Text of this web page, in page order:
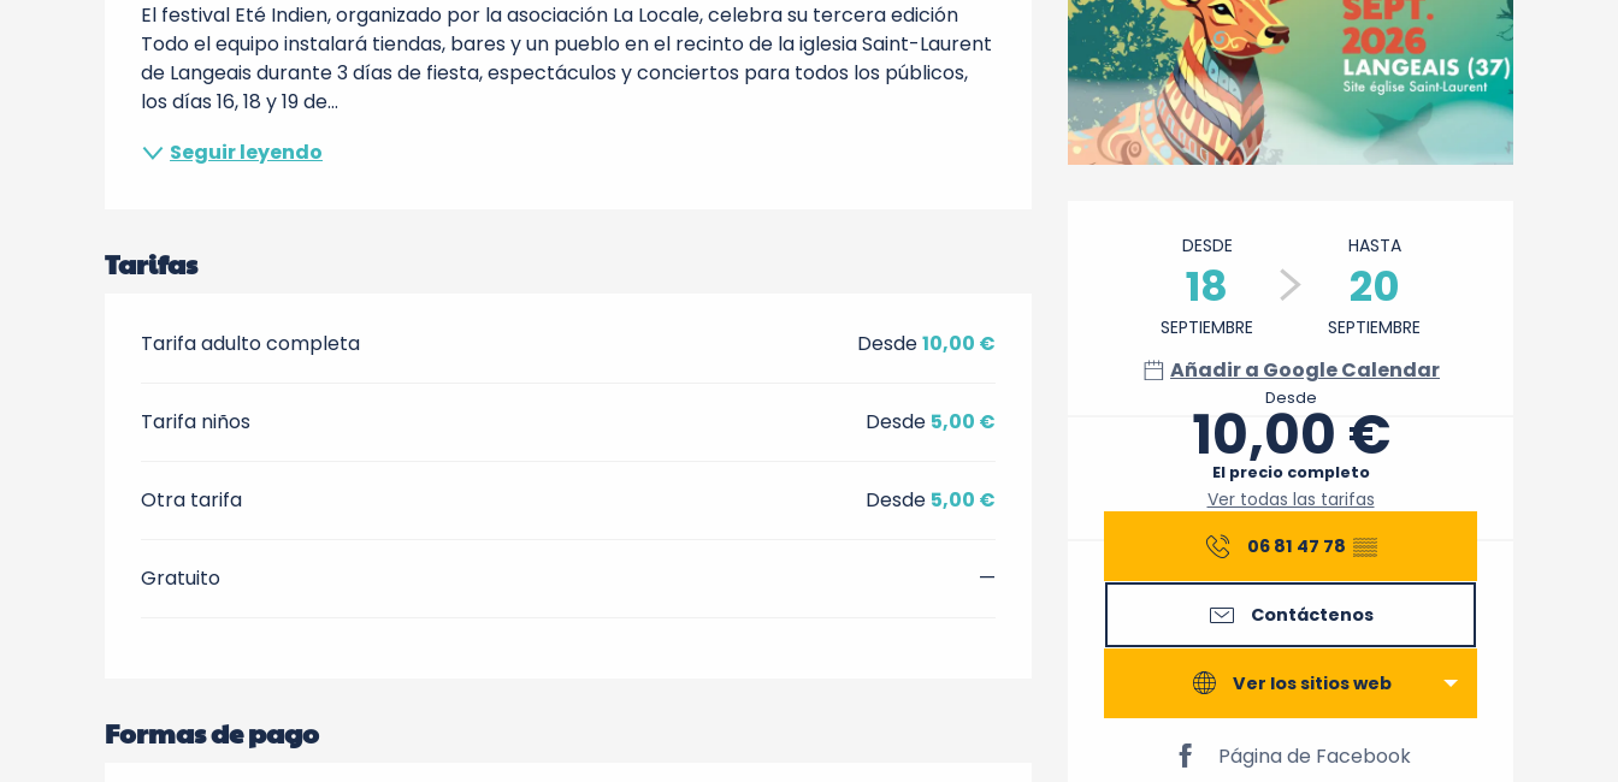
Horarios y datos de
DESDE
18
SEPTIEMBRE
HASTA
20
SEPTIEMBRE
Añadir a Google Calendar
Desde
10,00 €
El precio completo
Ver todas las tarifas
06 81 47 78 ▒▒
Contáctenos
Ver los sitios web
Página de Facebook
El festival Eté Indien, organizado por la asociación La Locale, celebra su tercera edición
Todo el equipo instalará tiendas, bares y un pueblo en el recinto de la iglesia Saint-Laurent
de Langeais durante 3 días de fiesta, espectáculos y conciertos para todos los públicos,
los días 16, 18 y 19 de...
Seguir leyendo
Tarifas
Tarifa adulto completa Desde10,00 €
Tarifa niños Desde 5,00 €
Otra tarifa Desde 5,00 €
Gratuito —
Formas de pago